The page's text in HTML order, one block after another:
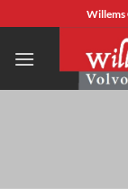
naar
inhoud
Willems